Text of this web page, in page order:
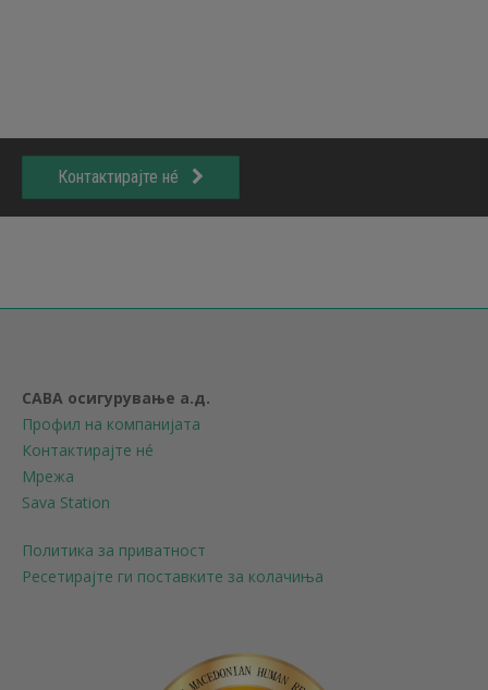
Контактирајте нé
САВА осигурување а.д.
Профил на компанијата
Контактирајте нé
Мрежа
Sava Station
Политика за приватност
Ресетирајте ги поставките за колачиња